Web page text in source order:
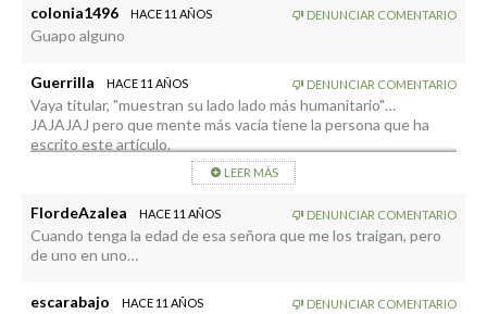
colonia1496 HACE 11 AÑOS DENUNCIAR COMENTARIO
Guapo alguno
Guerrilla HACE 11 AÑOS DENUNCIAR COMENTARIO
Vaya titular, "muestran su lado lado más humanitario"…
JAJAJAJ pero que mente más vacía tiene la persona que ha
escrito este artículo.
¿Cómo alguien en su sano juicio puede calificar la visita de
Desde luego, el periodismo palmero se basa en escribir santas
chorradas.
LEER MÁS
FlordeAzalea HACE 11 AÑOS DENUNCIAR COMENTARIO
Cuando tenga la edad de esa señora que me los traigan, pero
de uno en uno…
escarabajo HACE 11 AÑOS DENUNCIAR COMENTARIO